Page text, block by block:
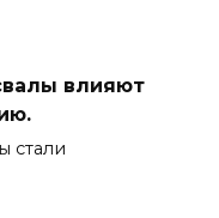
влияют
стали